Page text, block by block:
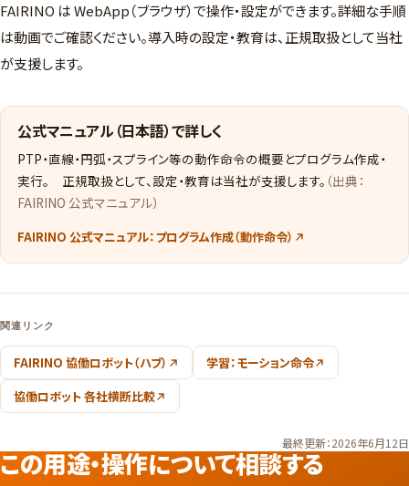
FAIRINO は WebApp（ブラウザ）で操作・設定ができます。詳細な手順
は動画でご確認ください。導入時の設定・教育は、正規取扱として当社
が支援します。
公式マニュアル（日本語）で詳しく
PTP・直線・円弧・スプライン等の動作命令の概要とプログラム作成・
実行。 正規取扱として、設定・教育は当社が支援します。 （出典：
FAIRINO 公式マニュアル）
FAIRINO 公式マニュアル：プログラム作成（動作命令）
関連リンク
FAIRINO 協働ロボット（ハブ）
学習：モーション命令
協働ロボット 各社横断比較
最終更新：2026年6月12日
この用途・操作について相談する